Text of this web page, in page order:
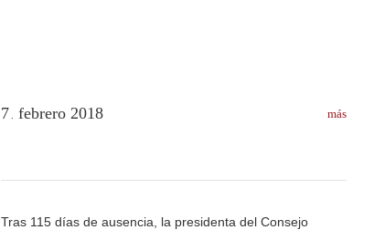
7 febrero 2018
Tras 115 días de ausencia, la presidenta del Consejo
más